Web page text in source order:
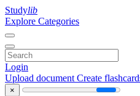
Studylib
Explore Categories
Login
Upload document Create
×